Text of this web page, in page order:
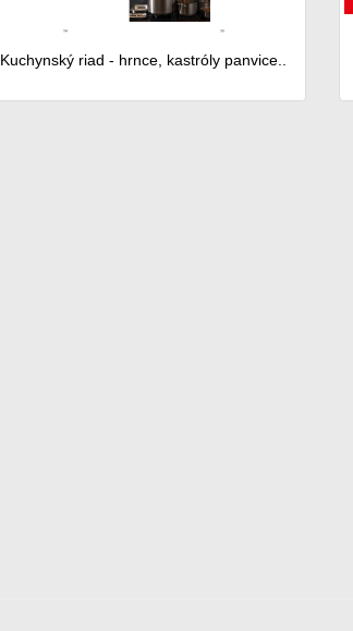
Kuchynský riad - hrnce, kastróly panvice..